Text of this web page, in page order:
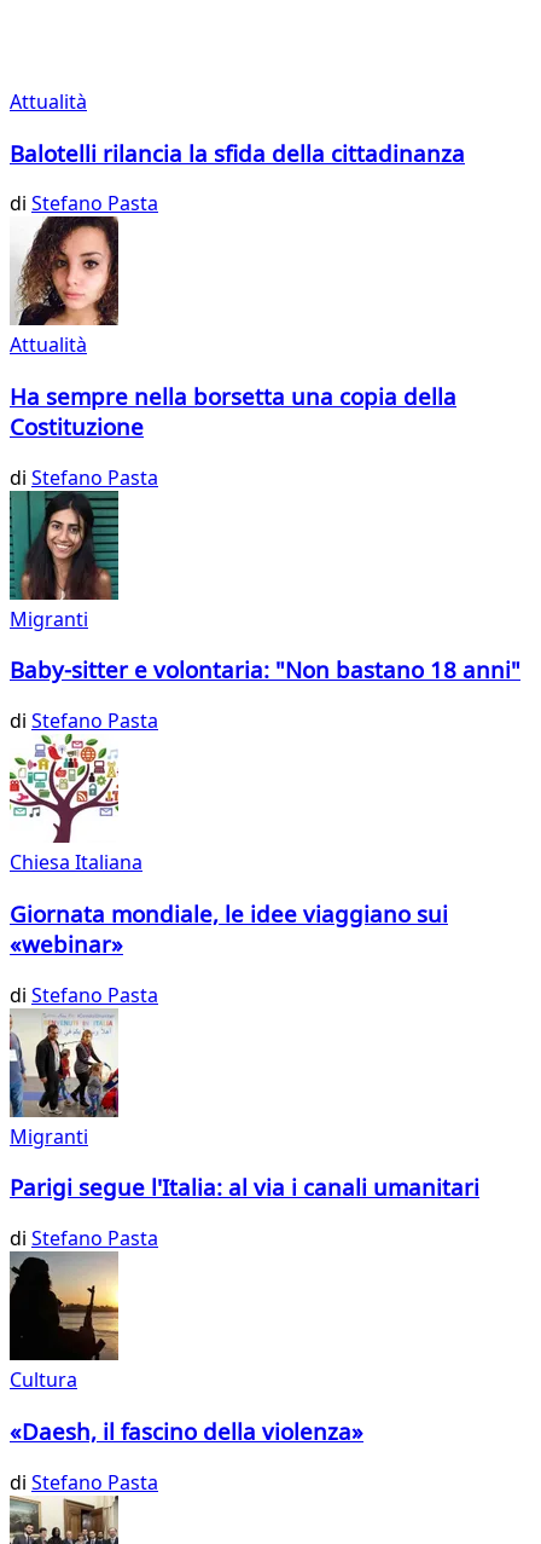
Attualità
Balotelli rilancia la sfida della cittadinanza
di Stefano Pasta
Attualità
Ha sempre nella borsetta una copia della
Costituzione
di Stefano Pasta
Migranti
Baby-sitter e volontaria: "Non bastano 18 anni"
di Stefano Pasta
Chiesa Italiana
Giornata mondiale, le idee viaggiano sui
«webinar»
di Stefano Pasta
Migranti
Parigi segue l'Italia: al via i canali umanitari
di Stefano Pasta
Cultura
«Daesh, il fascino della violenza»
di Stefano Pasta